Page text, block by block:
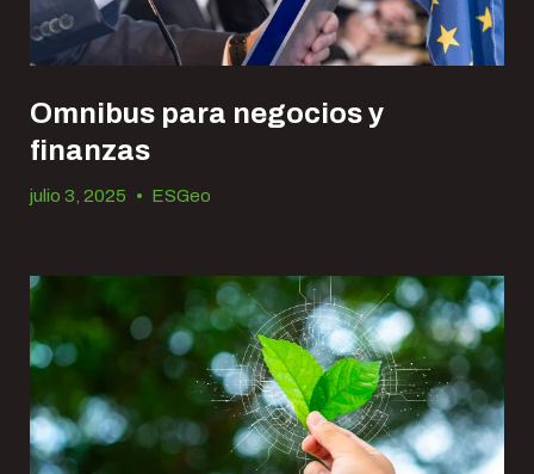
Omnibus para negocios y
finanzas
julio 3, 2025 • ESGeo